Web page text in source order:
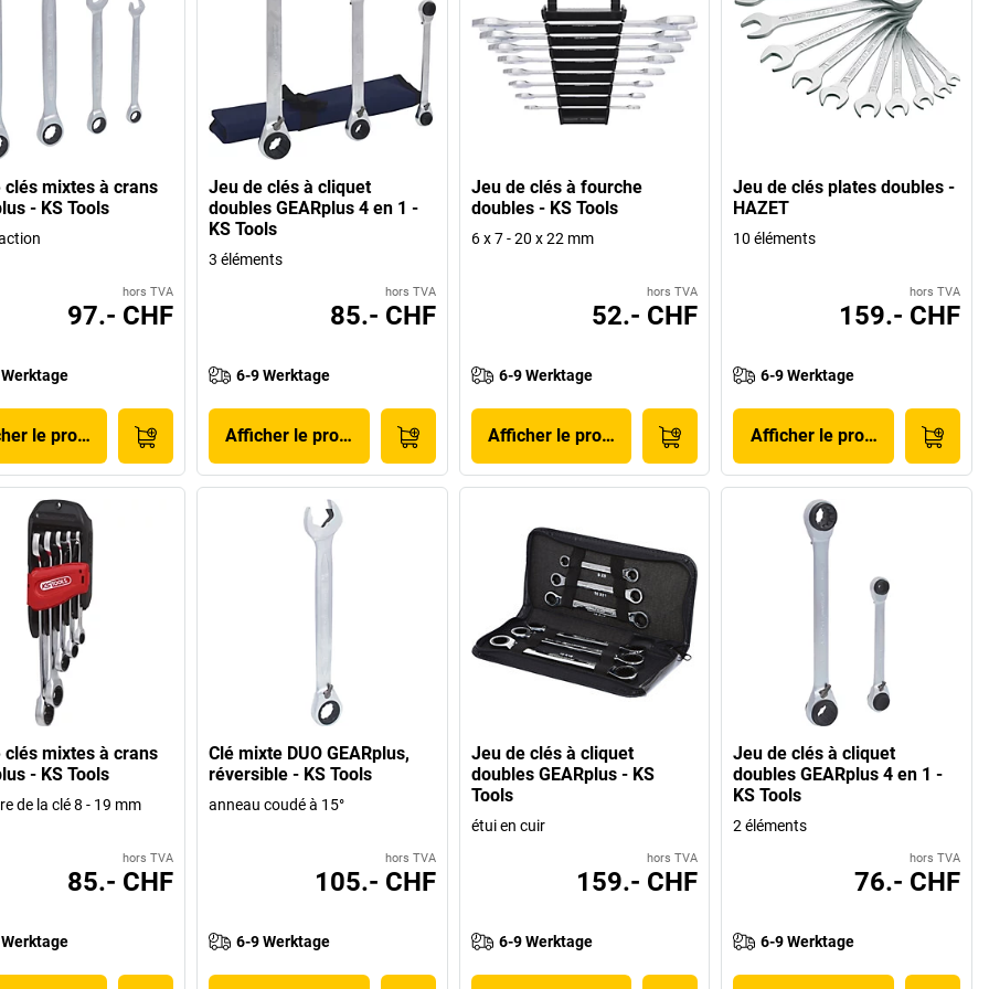
clés mixtes à crans
- KS Tools
hors TVA
97.- CHF
le produit
Jeu de clés à cliquet
doubles GEARplus 4 en 1 -
KS Tools
3 éléments
hors TVA
85.- CHF
6-9 Werktage
Afficher le produit
Jeu de clés à fourche
doubles - KS Tools
6 x 7 - 20 x 22 mm
hors TVA
52.- CHF
6-9 Werktage
Afficher le produit
Jeu de clés plates doubles -
HAZET
10 éléments
hors TVA
159.- CHF
6-9 Werktage
Afficher le produit
clés mixtes à crans
- KS Tools
de la clé 8 - 19 mm
hors TVA
85.- CHF
Clé mixte DUO GEARplus,
réversible - KS Tools
anneau coudé à 15°
hors TVA
105.- CHF
6-9 Werktage
Jeu de clés à cliquet
doubles GEARplus - KS
Tools
étui en cuir
hors TVA
159.- CHF
6-9 Werktage
Jeu de clés à cliquet
doubles GEARplus 4 en 1 -
KS Tools
2 éléments
hors TVA
76.- CHF
6-9 Werktage